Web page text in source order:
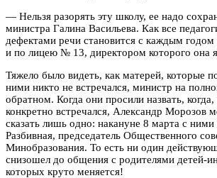
— Нельзя разорять эту школу, ее надо
министра Галина Васильева. Как все
дефектами речи становится с каждым
и по лицею № 13, директором которого она
Тяжело было видеть, как матерей, которые
ними никто не встречался, министр на
обратном. Когда они просили назвать,
конкретно встречался, Александр Морозов
сказать лишь одно: накануне 8 марта с ними
Разбивная, председатель Общественного
Минобразования. То есть ни один
снизошел до общения с родителями детей-
которых круто меняется!